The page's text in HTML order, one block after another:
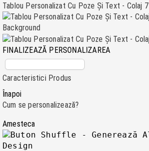
Tablou Personalizat Cu Poze Și Text - Colaj 7
FINALIZEAZĂ PERSONALIZAREA
Caracteristici Produs
Înapoi
Cum se personalizează?
Amesteca